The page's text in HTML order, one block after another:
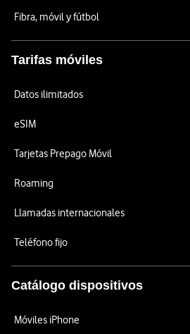
Fibra, móvil y fútbol
Tarifas móviles
Datos ilimitados
eSIM
Tarjetas Prepago Móvil
Roaming
Llamadas internacionales
Teléfono fijo
Catálogo dispositivos
Móviles iPhone